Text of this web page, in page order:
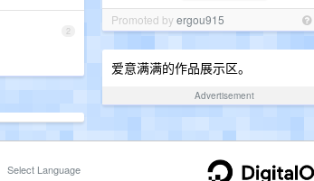
Promoted byergou915
爱意满满的作品展示区。
Advertisement
2
Select Language